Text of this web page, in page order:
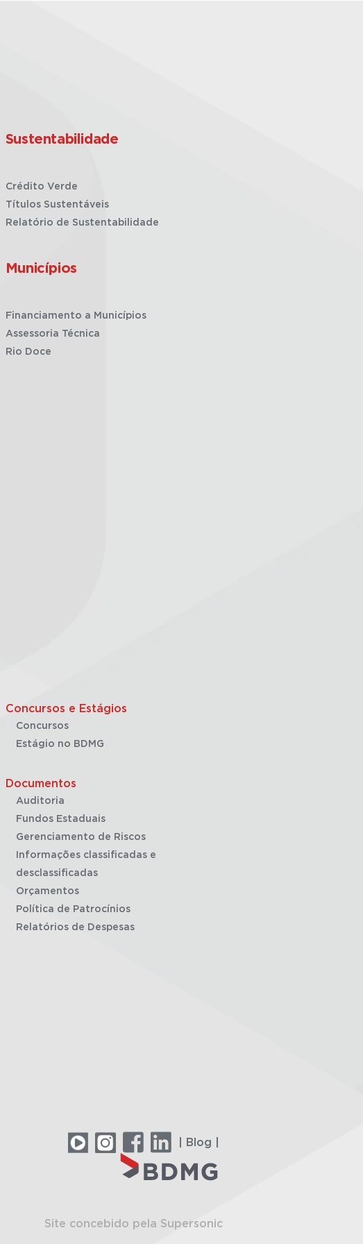
Sustentabilidade
Crédito Verde
Títulos Sustentáveis
Relatório de Sustentabilidade
Municípios
Financiamento a Municípios
Assessoria Técnica
Rio Doce
Concursos e Estágios
Concursos
Estágio no BDMG
Documentos
Auditoria
Fundos Estaduais
Gerenciamento de Riscos
Informações classificadas e
desclassificadas
Orçamentos
Política de Patrocínios
Relatórios de Despesas
| Blog |
Site concebido pela Supersonic